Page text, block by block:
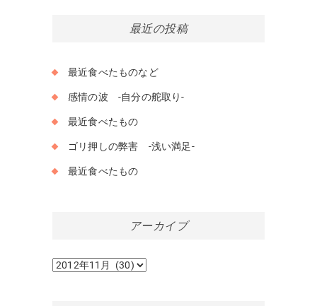
最近の投稿
最近食べたものなど
感情の波 -自分の舵取り-
最近食べたもの
ゴリ押しの弊害 -浅い満足-
最近食べたもの
アーカイブ
ア